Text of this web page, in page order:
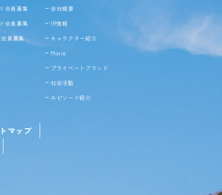
会員募集
会員募集
員募集
会社概要
IR情報
キャラクター紹介
Movie
プライベートブランド
社会活動
エピソード紹介
マップ